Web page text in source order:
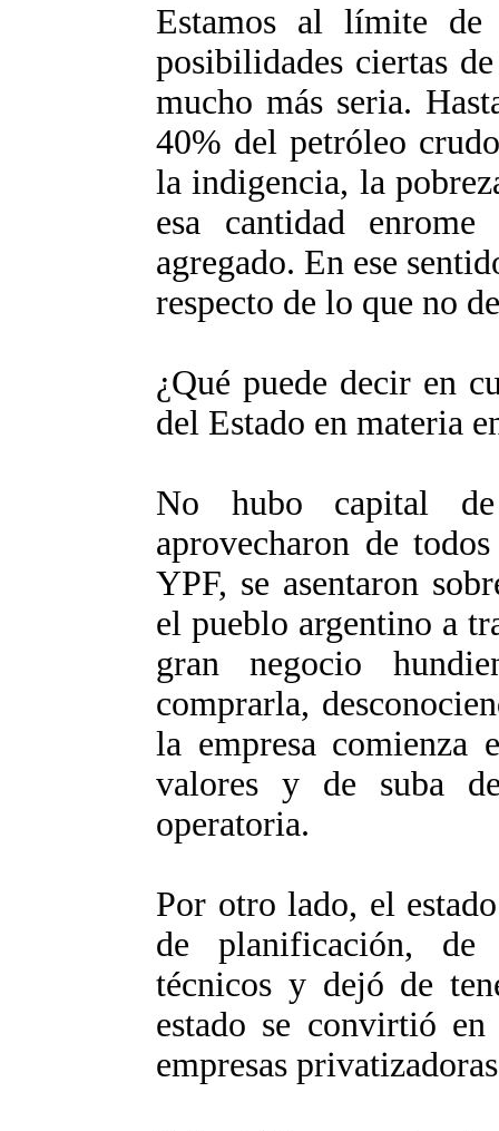
Estamos al límite
posibilidades ciertas
mucho más seria.
40% del petróleo
la indigencia, la
esa cantidad
agregado. En ese
respecto de lo que no
¿Qué puede decir en
del Estado en materia
No hubo capital
aprovecharon de
YPF, se asentaron
el pueblo argentino a
gran negocio
comprarla,
la empresa comienza
valores y de suba
operatoria.
Por otro lado, el
de planificación, de
técnicos y dejó de
estado se convirtió
empresas